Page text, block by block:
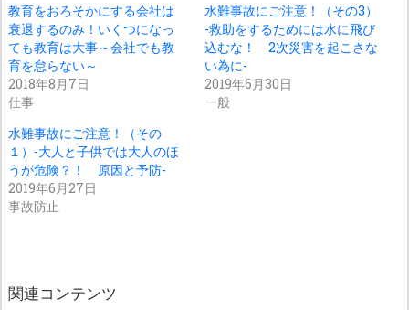
教育をおろそかにする会社は
衰退するのみ！いくつになっ
ても教育は大事～会社でも教
育を怠らない～
2018年8月7日
仕事
水難事故にご注意！（その3）
-救助をするためには水に飛び
込むな！ 2次災害を起こさな
い為に-
2019年6月30日
一般
水難事故にご注意！（その
１）-大人と子供では大人のほ
うが危険？！ 原因と予防-
2019年6月27日
事故防止
関連コンテンツ